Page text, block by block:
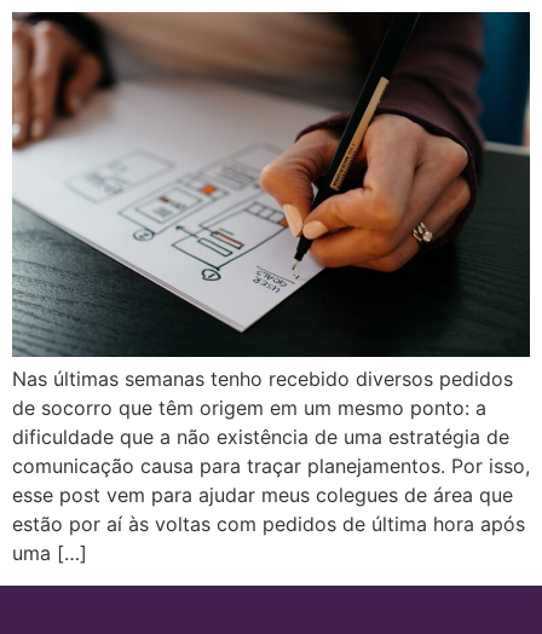
Nas últimas semanas tenho recebido diversos pedidos
de socorro que têm origem em um mesmo ponto: a
dificuldade que a não existência de uma estratégia de
comunicação causa para traçar planejamentos. Por isso,
esse post vem para ajudar meus colegues de área que
estão por aí às voltas com pedidos de última hora após
uma […]